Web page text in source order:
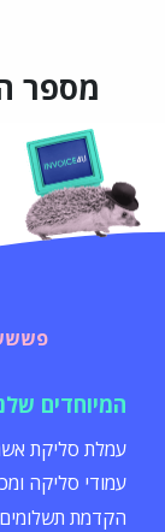
מספר
המיוחדים
עמלת סליקת אשראי –
עמודי סליקה
הקדמת תשלומים